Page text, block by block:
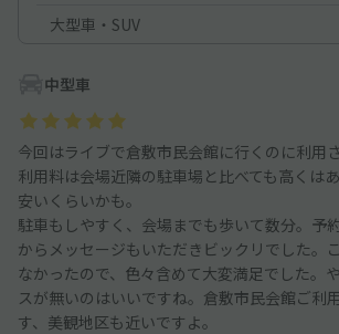
大型車・SUV
中型車
今回はライブで倉敷市民会館に行くのに利用
利用料は会場近隣の駐車場と比べても高くは
安いくらいかも。
駐車もしやすく、会場までも歩いて数分。予
からメッセージもいただきビックリでした。
なかったので、色々含めて大変満足でした。
スが無いのはいいですね。倉敷市民会館ご利
す、美観地区も近いですよ。